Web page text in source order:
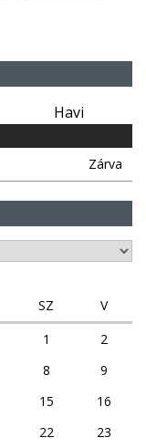
Havi
Zárva
SZ
V
1
2
8
9
15
16
22
23